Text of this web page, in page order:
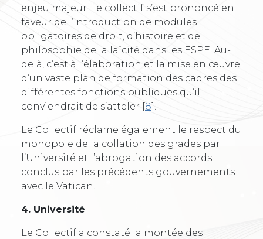
enjeu majeur : le collectif s’est prononcé en
faveur de l’introduction de modules
obligatoires de droit, d’histoire et de
philosophie de la laïcité dans les ESPE. Au-
delà, c’est à l’élaboration et la mise en œuvre
d’un vaste plan de formation des cadres des
différentes fonctions publiques qu’il
conviendrait de s’atteler [8]
Le Collectif réclame également le respect du
monopole de la collation des grades par
l’Université et l’abrogation des accords
conclus par les précédents gouvernements
avec le Vatican.
4. Université
Le Collectif a constaté la montée des